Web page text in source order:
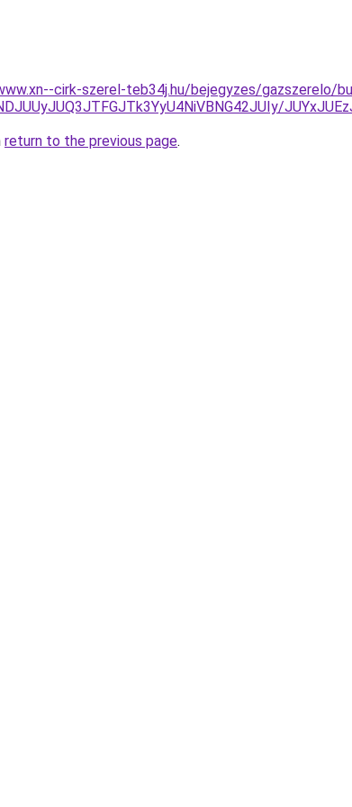
cirk-szerel-teb34j.hu/bejegyzes/gazszerelo/
return to the previous page.